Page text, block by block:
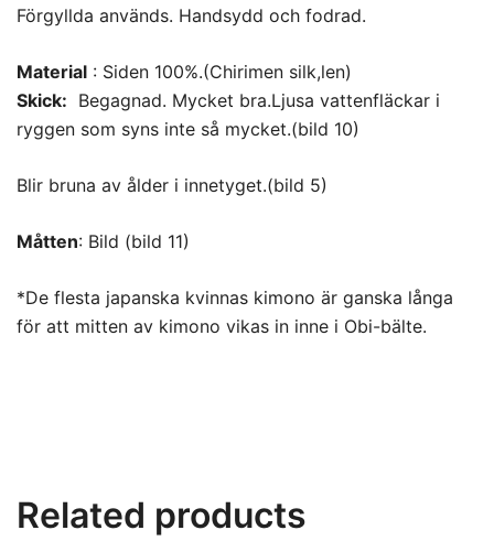
Förgyllda används. Handsydd och fodrad.
Material : Siden 100%.(Chirimen silk,len)
Skick: Begagnad. Mycket bra.Ljusa vattenfläckar i
ryggen som syns inte så mycket.(bild 10)
Blir bruna av ålder i innetyget.(bild 5)
Måtten: Bild (bild 11)
*De flesta japanska kvinnas kimono är ganska långa
för att mitten av kimono vikas in inne i Obi-bälte.
Related products